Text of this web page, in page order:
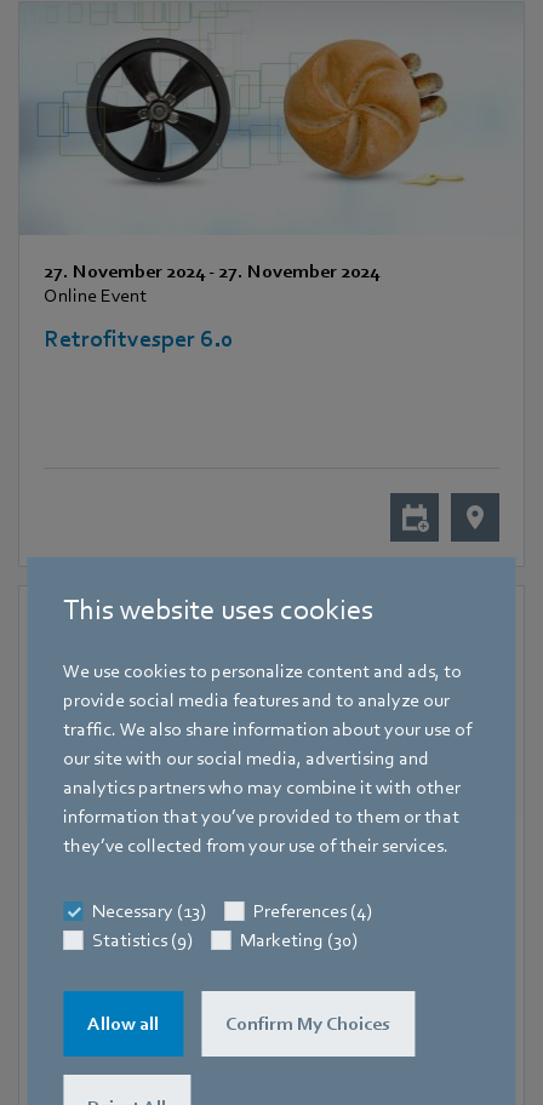
This website uses cookies
We use cookies to personalize content and ads, to
provide social media features and to analyze our
traffic. We also share information about your use of
our site with our social media, advertising and
analytics partners who may combine it with other
information that you’ve provided to them or that
they’ve collected from your use of their services.
Necessary (13)
Preferences (4)
Statistics (9)
Marketing (30)
Allow all Confirm My Choices
27. November 2024- 27. November 2024
Online Event
Retrofitvesper 6.0
18. November 2024 -20. November 2024
SIFA